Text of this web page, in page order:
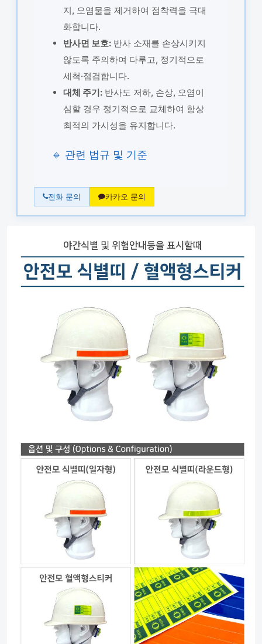
지, 오염물을 제거하여 점착력을 극대
화합니다.
반사면 보호:반사 소재를 손상시키지
않도록 주의하여 다루고, 정기적으로
세척·점검합니다.
대체 주기:반사도 저하, 손상, 오염이
심할 경우 정기적으로 교체하여 항상
최적의 가시성을 유지합니다.
🔹 관련 법규 및 기준
전화 문의 카카오 문의